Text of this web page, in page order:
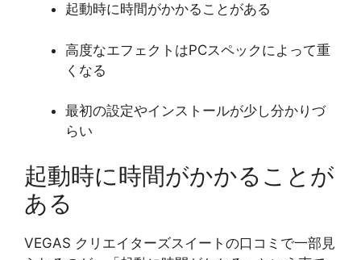
起動時に時間がかかることがある
高度なエフェクトはPCスペックによって重
くなる
最初の設定やインストールが少し分かりづ
らい
起動時に時間がかかることが
ある
VEGAS クリエイターズスイートの口コミで一部見